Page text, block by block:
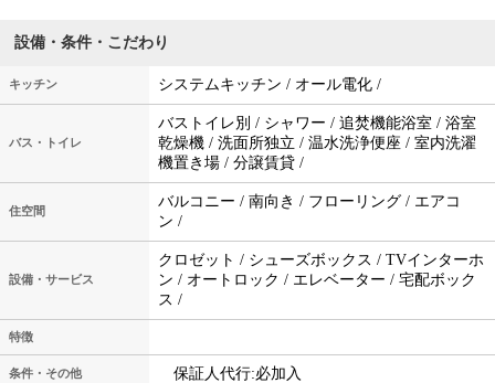
設備・条件・こだわり
キッチン システムキッチン / オール電化 /
バス・トイレ
バストイレ別 / シャワー / 追焚機能浴室 / 浴室
乾燥機 / 洗面所独立 / 温水洗浄便座 / 室内洗濯
機置き場 / 分譲賃貸 /
住空間
バルコニー / 南向き / フローリング / エアコ
ン /
設備・サービス
クロゼット / シューズボックス / TVインターホ
ン / オートロック / エレベーター / 宅配ボック
ス /
特徴
条件・その他 保証人代行:必加入